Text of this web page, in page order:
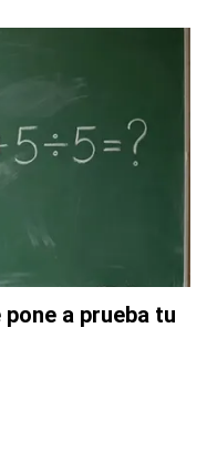
a prueba tu